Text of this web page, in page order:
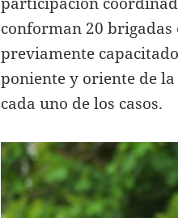
conforman 20
previamente
poniente y oriente de
cada uno de los casos.